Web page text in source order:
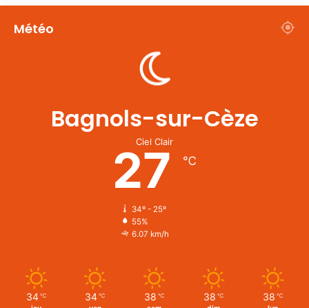
Météo
Bagnols-sur-Cèze
Ciel Clair
27 ℃
34º - 25º
55%
6.07 km/h
34 ℃ 34 ℃ 38 ℃ 38 ℃ 38 ℃